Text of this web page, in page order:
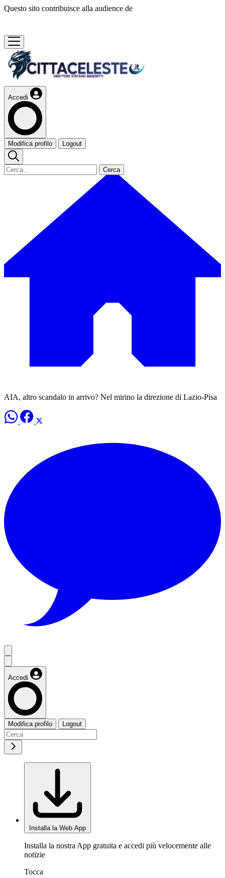
Questo sito contribuisce alla audience de
Accedi
Modifica profilo Logout
Cerca
AIA, altro scandalo in arrivo? Nel mirino la direzione di Lazio-Pisa
Accedi
Modifica profilo Logout
Installa la Web App
Installa la nostra App gratuita e accedi più velocemente alle
notizie
Tocca